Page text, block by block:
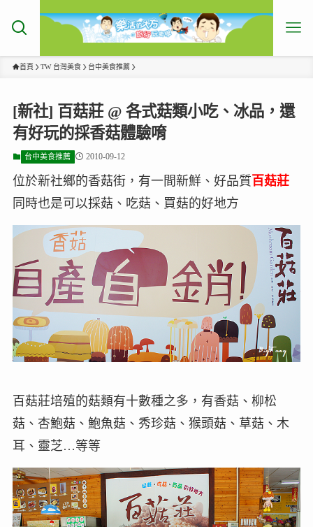
首頁 TW 台灣美食 台中美食推薦
[新社] 百菇莊 @ 各式菇類小吃、冰品，還
有好玩的採香菇體驗唷
台中美食推薦 2010-09-12
位於新社鄉的香菇街，有一間新鮮、好品質 百菇莊
同時也是可以採菇、吃菇、買菇的好地方
百菇莊培殖的菇類有十數種之多，有香菇、柳松
菇、杏鮑菇、鮑魚菇、秀珍菇、猴頭菇、草菇、木
耳、靈芝…等等